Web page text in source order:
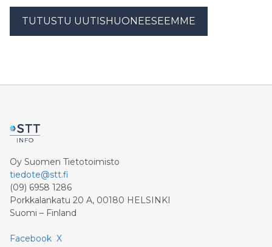
TUTUSTU UUTISHUONEESEEMME
Oy Suomen Tietotoimisto
tiedote@stt.fi
(09) 6958 1286
Porkkalankatu 20 A, 00180 HELSINKI
Suomi – Finland
Facebook X